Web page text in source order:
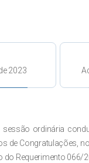
2023
sessão ordinária
de Congratulações,
Requerimento 066/